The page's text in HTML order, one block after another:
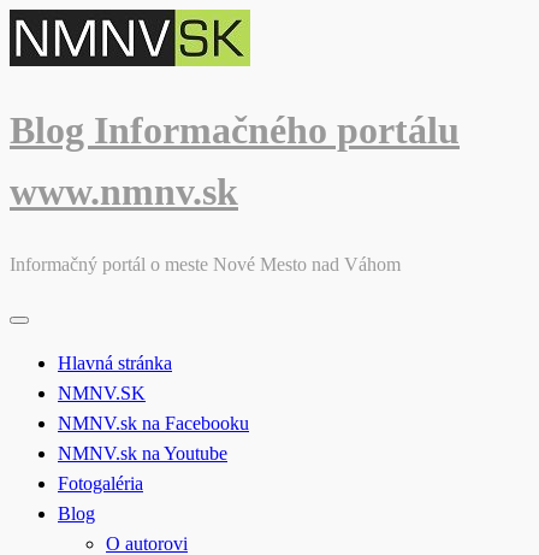
Skip
to
Blog Informačného portálu
www.nmnv.sk
Informačný portál o meste Nové Mesto nad Váhom
Hlavná stránka
NMNV.SK
NMNV.sk na Facebooku
NMNV.sk na Youtube
Fotogaléria
Blog
O autorovi